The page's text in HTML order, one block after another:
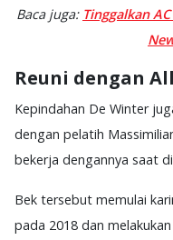
Baca juga: Tinggalkan
Reuni dengan
Kepindahan De Winter
dengan pelatih
bekerja dengannya saat di
Bek tersebut memulai
pada 2018 dan